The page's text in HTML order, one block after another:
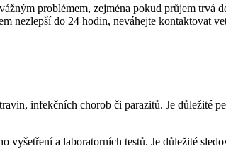
problémem, zejména pokud průjem trvá
nezlepší do 24 hodin, neváhejte kontaktovat
infekčních chorob či parazitů. Je důležité
a laboratorních testů. Je důležité